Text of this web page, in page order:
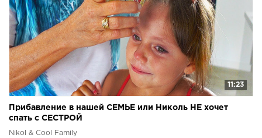
11:23
Прибавление в нашей СЕМЬЕ или Николь НЕ хочет
спать с СЕСТРОЙ
Nikol & Cool Family